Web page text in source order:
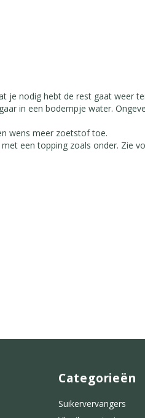
je nodig hebt de rest gaat weer
in een bodempje water.
wens meer zoetstof toe.
een topping zoals onder. Zie
Categorieën
Suikervervangers